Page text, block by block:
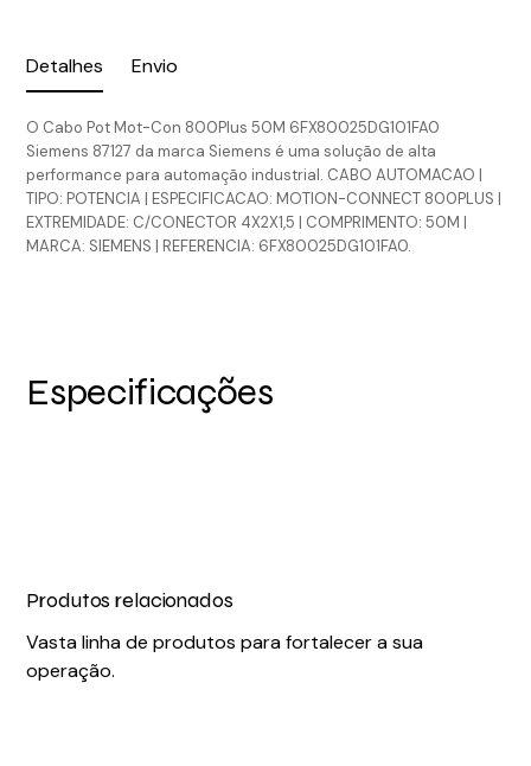
Detalhes Envio
O Cabo Pot Mot-Con 800Plus 50M 6FX80025DG101FA0
Siemens 87127 da marca Siemens é uma solução de alta
performance para automação industrial. CABO AUTOMACAO |
TIPO: POTENCIA | ESPECIFICACAO: MOTION-CONNECT 800PLUS |
EXTREMIDADE: C/CONECTOR 4X2X1,5 | COMPRIMENTO: 50M |
MARCA: SIEMENS | REFERENCIA: 6FX80025DG101FA0.
Especificações
Produtos relacionados
Vasta linha de produtos para fortalecer a sua
operação.